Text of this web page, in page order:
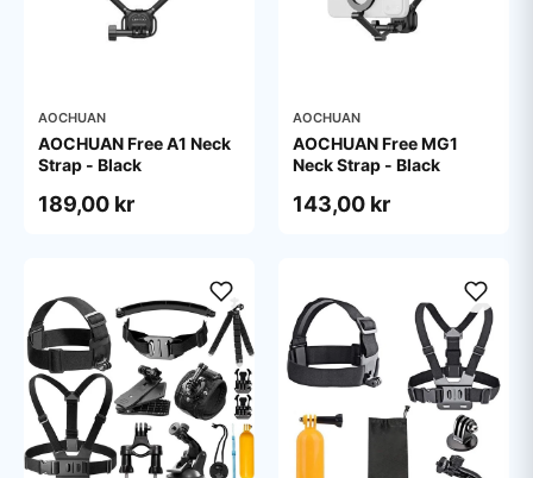
AOCHUAN
AOCHUAN Free A1 Neck
Strap - Black
189,00 kr
AOCHUAN
AOCHUAN Free MG1
Neck Strap - Black
143,00 kr